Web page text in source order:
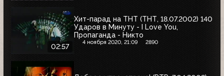
02:57
Хит-парад на ТНТ (ТНТ, 18.07.2002) 140
Ударов в Минуту - I Love You,
Пропаганда - Никто
4 ноября 2020, 21:09 2890